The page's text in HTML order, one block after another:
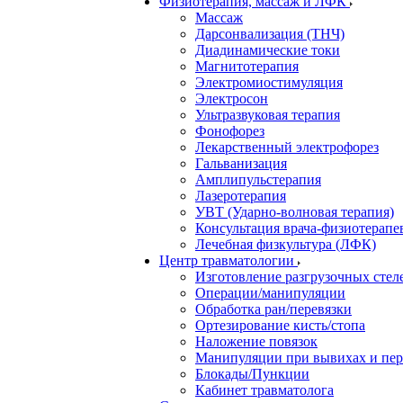
Массаж
Дарсонвализация (ТНЧ)
Диадинамические токи
Магнитотерапия
Электромиостимуляция
Электросон
Ультразвуковая терапия
Фонофорез
Лекарственный электрофорез
Гальванизация
Амплипульстерапия
Лазеротерапия
УВТ (Ударно-волновая терапия)
Консультация врача-
Лечебная физкультура (ЛФК)
Центр травматологии
Изготовление разгрузочных
Операции/манипуляции
Обработка ран/перевязки
Ортезирование кисть/стопа
Наложение повязок
Манипуляции при вывихах и
Блокады/Пункции
Кабинет травматолога